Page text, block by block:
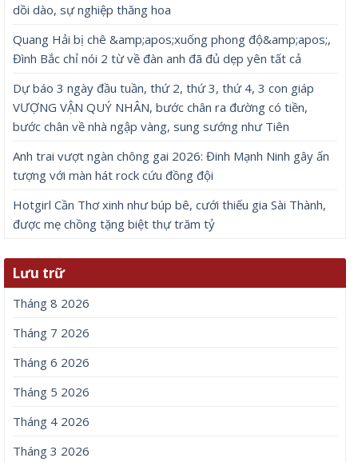
dồi dào, sự nghiệp thăng hoa
Quang Hải bị chê &amp;apos;xuống phong độ&amp;apos;,
Đình Bắc chỉ nói 2 từ về đàn anh đã đủ dẹp yên tất cả
Dự báo 3 ngày đầu tuần, thứ 2, thứ 3, thứ 4, 3 con giáp
VƯỢNG VẬN QUÝ NHÂN, bước chân ra đường có tiền,
bước chân về nhà ngập vàng, sung sướng như Tiên
Anh trai vượt ngàn chông gai 2026: Đinh Mạnh Ninh gây ấn
tượng với màn hát rock cứu đồng đội
Hotgirl Cần Thơ xinh như búp bê, cưới thiếu gia Sài Thành,
được mẹ chồng tặng biệt thự trăm tỷ
Lưu trữ
Tháng 8 2026
Tháng 7 2026
Tháng 6 2026
Tháng 5 2026
Tháng 4 2026
Tháng 3 2026